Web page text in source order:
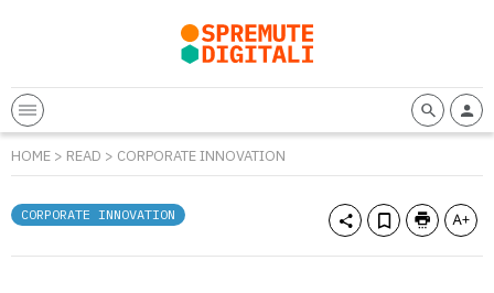
HOME > READ > CORPORATE INNOVATION
CORPORATE INNOVATION